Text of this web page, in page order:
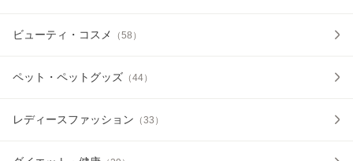
ビューティ・コスメ （58 ）
ペット・ペットグッズ （44）
レディースファッション （33 ）